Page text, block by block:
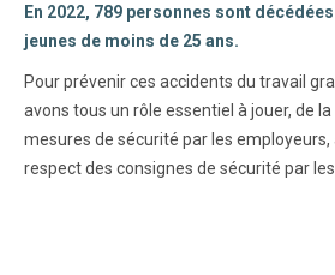
En 2022, 789 personnes sont
jeunes de moins de 25 ans.
Pour prévenir ces accidents du travail
avons tous un rôle essentiel à jouer, de
mesures de sécurité par les employeurs,
respect des consignes de sécurité par